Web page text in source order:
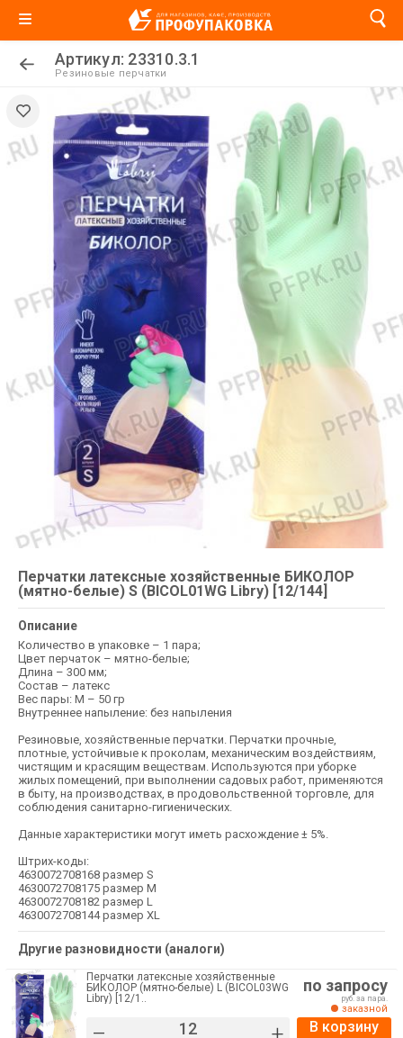
Артикул: 23310.3.1
Резиновые перчатки
Перчатки латексные хозяйственные БИКОЛОР
(мятно-белые) S (BICOL01WG Libry) [12/144]
Описание
Количество в упаковке – 1 пара;
Цвет перчаток – мятно-белые;
Длина – 300 мм;
Состав – латекс
Вес пары: M – 50 гр
Внутреннее напыление: без напыления
Резиновые, хозяйственные перчатки. Перчатки прочные,
плотные, устойчивые к проколам, механическим воздействиям,
чистящим и красящим веществам. Используются при уборке
жилых помещений, при выполнении садовых работ, применяются
в быту, на производствах, в продовольственной торговле, для
соблюдения санитарно-гигиенических.
Данные характеристики могут иметь расхождение ± 5%.
Штрих-коды:
4630072708168 размер S
4630072708175 размер М
4630072708182 размер L
4630072708144 размер XL
Другие разновидности (аналоги)
Перчатки латексные хозяйственные
БИКОЛОР (мятно-белые) L (BICOL03WG
Libry) [12/1..
по запросу
руб. за пара.
заказной
В корзину